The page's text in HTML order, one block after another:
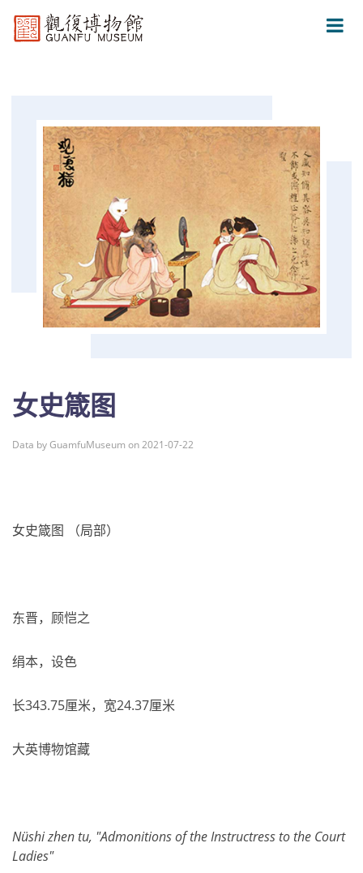
女史箴图
Data by GuamfuMuseum on 2021-07-22
女史箴图 （局部）
东晋，顾恺之
绢本，设色
长343.75厘米，宽24.37厘米
大英博物馆藏
Nüshi zhen tu, "Admonitions of the Instructress to the Court
Ladies"